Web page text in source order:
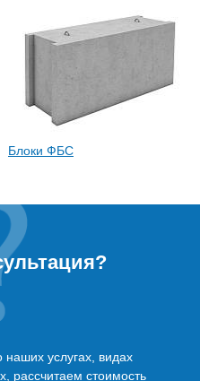
Блоки ФБС
услугах, видах
рассчитаем стоимость